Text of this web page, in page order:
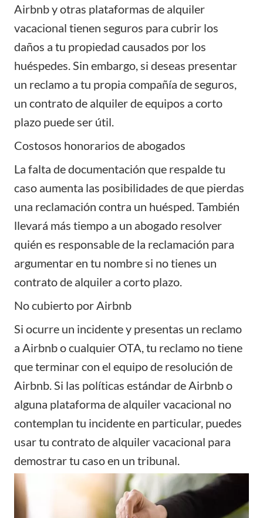
Airbnb y otras plataformas de alquiler
vacacional tienen seguros para cubrir los
daños a tu propiedad causados ​​por los
huéspedes. Sin embargo, si deseas presentar
un reclamo a tu propia compañía de seguros,
un contrato de alquiler de equipos a corto
plazo puede ser útil.
Costosos honorarios de abogados
La falta de documentación que respalde tu
caso aumenta las posibilidades de que pierdas
una reclamación contra un huésped. También
llevará más tiempo a un abogado resolver
quién es responsable de la reclamación para
argumentar en tu nombre si no tienes un
contrato de alquiler a corto plazo.
No cubierto por Airbnb
Si ocurre un incidente y presentas un reclamo
a Airbnb o cualquier OTA, tu reclamo no tiene
que terminar con el equipo de resolución de
Airbnb. Si las políticas estándar de Airbnb o
alguna plataforma de alquiler vacacional no
contemplan tu incidente en particular, puedes
usar tu contrato de alquiler vacacional para
demostrar tu caso en un tribunal.